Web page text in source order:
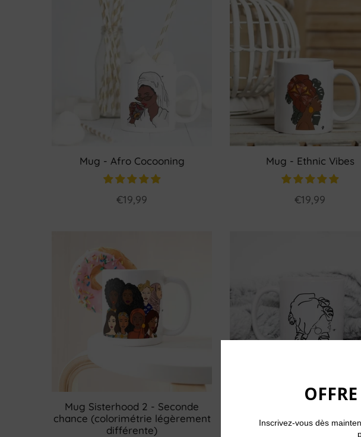
Mug - Afro Cocooning
€19,99
Mug - Ethnic Vibes
€19,99
Mug Sisterhood 2 - Seconde
chance (colorimétrie légèrement
différente)
Chance (légère bavure)